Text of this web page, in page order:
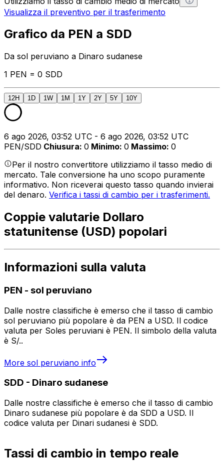
Visualizza il preventivo per il trasferimento
Grafico da PEN a SDD
Da sol peruviano a Dinaro sudanese
1 PEN = 0 SDD
12H 1D 1W 1M 1Y 2Y 5Y 10Y
6 ago 2026, 03:52 UTC - 6 ago 2026, 03:52 UTC
PEN/SDD Chiusura: 0 Minimo: 0 Massimo: 0
Per il nostro convertitore utilizziamo il tasso medio di
mercato. Tale conversione ha uno scopo puramente
informativo. Non riceverai questo tasso quando invierai
del denaro. Verifica i tassi di cambio per i trasferimenti.
Coppie valutarie Dollaro
statunitense (USD) popolari
Informazioni sulla valuta
PEN - sol peruviano
Dalle nostre classifiche è emerso che il tasso di cambio
sol peruviano più popolare è da PEN a USD. Il codice
valuta per Soles peruviani è PEN. Il simbolo della valuta
è S/..
More sol peruviano info
SDD - Dinaro sudanese
Dalle nostre classifiche è emerso che il tasso di cambio
Dinaro sudanese più popolare è da SDD a USD. Il
codice valuta per Dinari sudanesi è SDD.
Tassi di cambio in tempo reale